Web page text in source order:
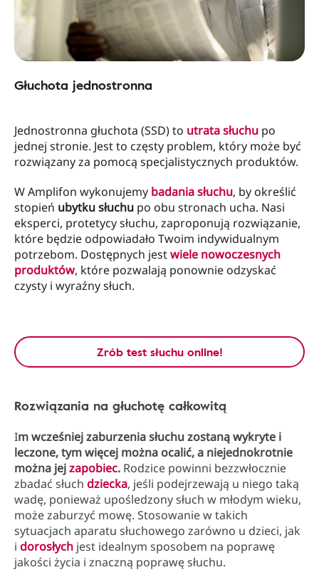
Głuchota jednostronna
Jednostronna głuchota (SSD) to utrata słuchu po
jednej stronie. Jest to częsty problem, który może być
rozwiązany za pomocą specjalistycznych produktów.
W Amplifon wykonujemy badania słuchu, by określić
stopień ubytku słuchu po obu stronach ucha. Nasi
eksperci, protetycy słuchu, zaproponują rozwiązanie,
które będzie odpowiadało Twoim indywidualnym
potrzebom. Dostępnych jestwiele nowoczesnych
produktów, które pozwalają ponownie odzyskać
czysty i wyraźny słuch.
Zrób test słuchu online!
Rozwiązania na głuchotę całkowitą
Im wcześniej zaburzenia słuchu zostaną wykryte i
leczone, tym więcej można ocalić, a niejednokrotnie
można jejzapobiec. Rodzice powinni bezzwłocznie
zbadać słuch dziecka, jeśli podejrzewają u niego taką
wadę, ponieważ upośledzony słuch w młodym wieku,
może zaburzyć mowę. Stosowanie w takich
sytuacjach aparatu słuchowego zarówno u dzieci, jak
i dorosłych jest idealnym sposobem na poprawę
jakości życia i znaczną poprawę słuchu.